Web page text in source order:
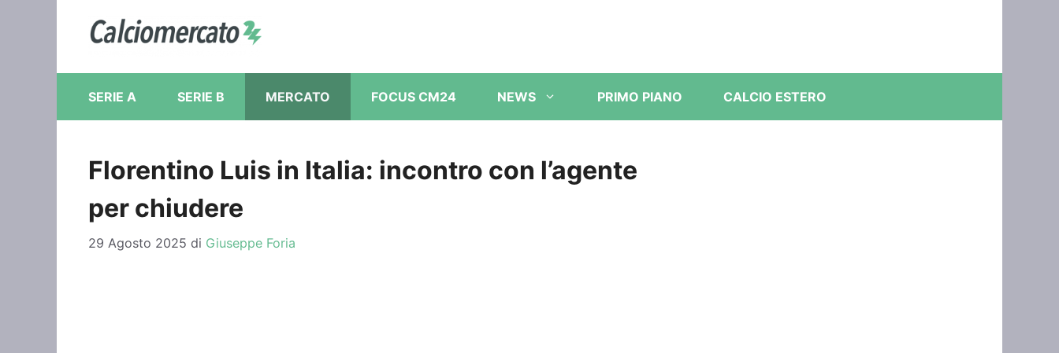
contenuto
SERIE A SERIE B MERCATO FOCUS CM24 NEWS PRIMO PIANO CALCIO ESTERO
Florentino Luis in Italia: incontro con l’agente
per chiudere
29 Agosto 2025 di Giuseppe Foria